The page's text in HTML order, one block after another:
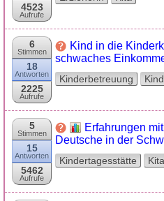
4523
Aufrufe
6
Stimmen
18
Antworten
2225
Aufrufe
Kind in die
schwaches
Kinderbetreuung
5
Stimmen
15
Antworten
5462
Aufrufe
Erfahrungen
Deutsche in der
Kindertagesstätte Kita